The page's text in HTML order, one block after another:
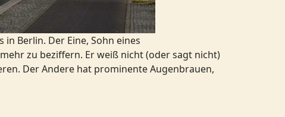
Berlin. Der Eine, Sohn eines
zu beziffern. Er weiß nicht (oder sagt nicht)
Der Andere hat prominente Augenbrauen,